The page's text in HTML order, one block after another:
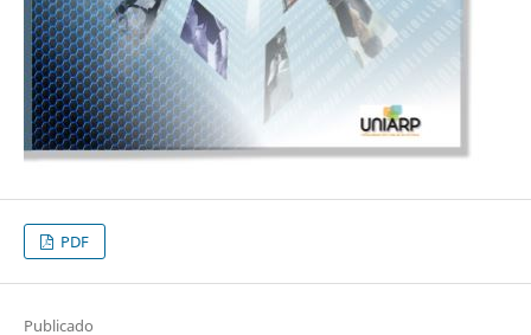
PDF
Publicado